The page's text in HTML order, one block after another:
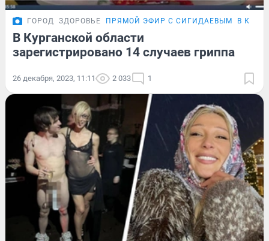
ГОРОД ЗДОРОВЬЕ ПРЯМОЙ ЭФИР С СИГИДАЕВЫМ В
В Курганской области
зарегистрировано 14 случаев гриппа
26 декабря, 2023, 11:11 2 033 1